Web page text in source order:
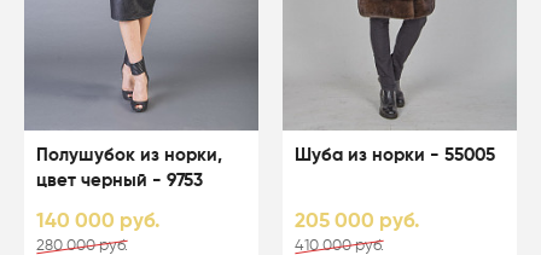
Полушубок из норки,
цвет черный - 9753
140 000 руб.
280 000 руб.
Шуба из норки - 55005
205 000 руб.
410 000 руб.